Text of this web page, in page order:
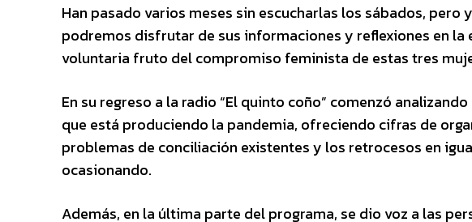
Han pasado varios meses sin escucharlas los sábados,
podremos disfrutar de sus informaciones y reflexiones en la
voluntaria fruto del compromiso feminista de estas tres
En su regreso a la radio “El quinto coño” comenzó
que está produciendo la pandemia, ofreciendo cifras de
problemas de conciliación existentes y los retrocesos en
ocasionando.
Además, en la última parte del programa, se dio voz a las